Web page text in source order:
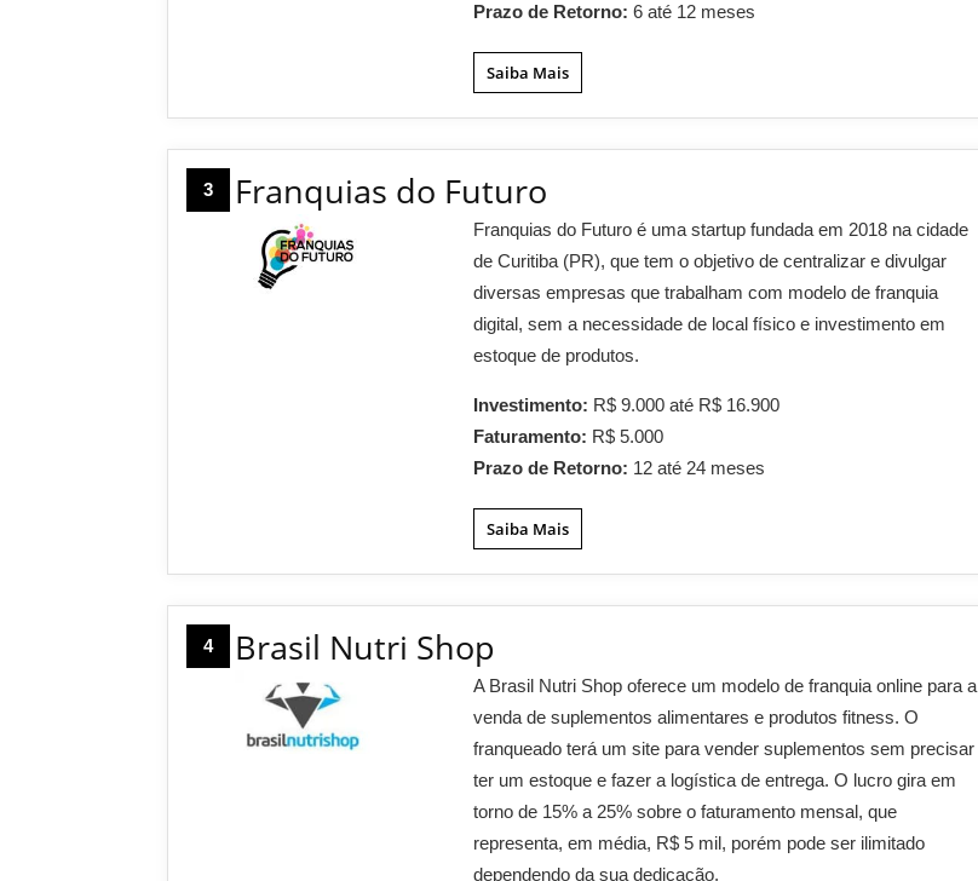
Prazo de Retorno:6 até 12 meses
Saiba Mais
3 Franquias do Futuro
Franquias do Futuro é uma startup fundada em 2018 na cidade
de Curitiba (PR), que tem o objetivo de centralizar e divulgar
diversas empresas que trabalham com modelo de franquia
digital, sem a necessidade de local físico e investimento em
estoque de produtos.
Investimento: R$ 9.000 até R$ 16.900
Faturamento: R$ 5.000
Prazo de Retorno: 12 até 24 meses
Saiba Mais
4 Brasil Nutri Shop
A Brasil Nutri Shop oferece um modelo de franquia online para a
venda de suplementos alimentares e produtos fitness. O
franqueado terá um site para vender suplementos sem precisar
ter um estoque e fazer a logística de entrega. O lucro gira em
torno de 15% a 25% sobre o faturamento mensal, que
representa, em média, R$ 5 mil, porém pode ser ilimitado
dependendo da sua dedicação.